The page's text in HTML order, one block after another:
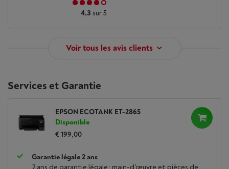
4,3 sur 5
Voir tous les avis clients
Services et Garantie
EPSON ECOTANK ET-2865
Disponible
€ 199,00
Garantie légale 2 ans
2 ans de garantie légale : main-d'œuvre et pièces de